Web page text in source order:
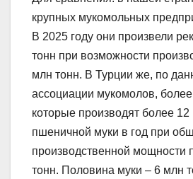
крупных мукомольных
В 2025 году они произвели
тонн при возможности
млн тонн. В Турции же, по
ассоциации мукомолов,
которые производят более 12
пшеничной муки в год при
производственной мощности
тонн. Половина муки – 6 млн